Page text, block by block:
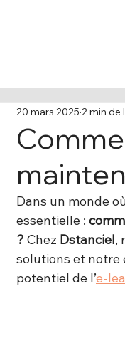
20 mars 2025 2 min de
Dans un monde
essentielle :
? Chez Dstanciel,
solutions et notre
potentiel de l’e-